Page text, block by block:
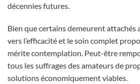
décennies futures.
Bien que certains demeurent attachés
vers l’efficacité et le soin complet
mérite contemplation. Peut-être
tous les suffrages des amateurs de
solutions économiquement viables.